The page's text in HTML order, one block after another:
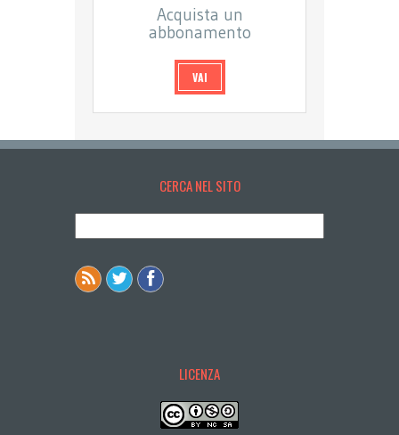
Acquista un
abbonamento
VAI
CERCA NEL SITO
LICENZA